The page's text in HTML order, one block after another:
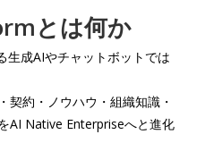
とは何か
成AIやチャットボットでは
契約・ノウハウ・組織知識・
AI Native Enterpriseへと進化